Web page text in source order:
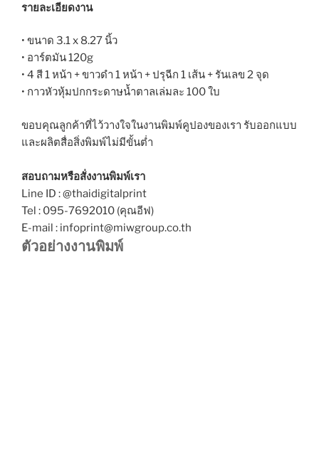
รายละเอียดงาน
• ขนาด 3.1 x 8.27 นิ้ว
• อาร์ตมัน 120g
• 4 สี 1 หน้า + ขาวดำ 1 หน้า + ปรุฉีก 1 เส้น + รันเลข 2 จุด
• กาวหัวหุ้มปกกระดาษน้ำตาลเล่มละ 100 ใบ
ขอบคุณลูกค้าที่ไว้วางใจในงานพิมพ์คูปองของเรา รับออกแบบ
และผลิตสื่อสิ่งพิมพ์ไม่มีขั้นต่ำ
สอบถามหรือสั่งงานพิมพ์เรา
Line ID : @thaidigitalprint
Tel : 095-7692010 (คุณอีฟ)
E-mail : infoprint@miwgroup.co.th
ตัวอย่างงานพิมพ์